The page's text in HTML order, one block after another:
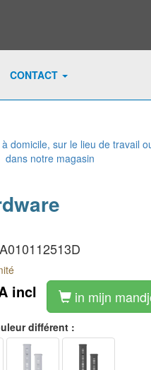
CONTACT
domicile, sur le lieu de travail
dans notre magasin
incl in mijn
différent :